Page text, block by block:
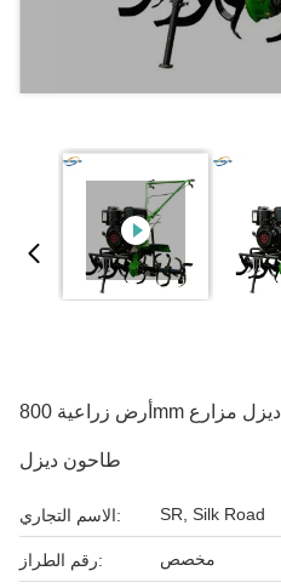
أرض زراعية 800mm عرض ديزل مزارع CE 7 حصان الطاقة
طاحون ديزل
الاسم التجاري: SR, Silk Road
رقم الطراز: مخصص